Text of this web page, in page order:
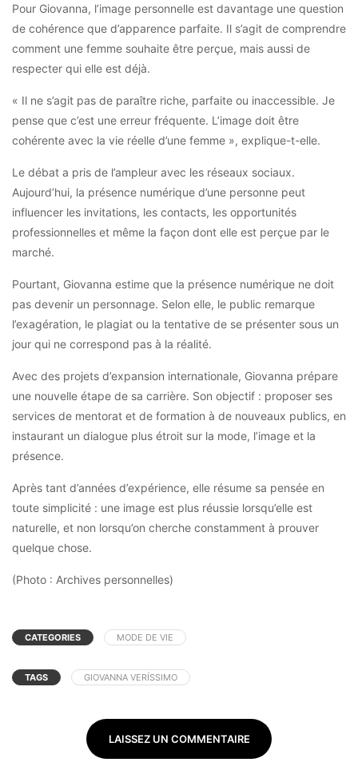
Pour Giovanna, l’image personnelle est davantage une question
de cohérence que d’apparence parfaite. Il s’agit de comprendre
comment une femme souhaite être perçue, mais aussi de
respecter qui elle est déjà.
« Il ne s’agit pas de paraître riche, parfaite ou inaccessible. Je
pense que c’est une erreur fréquente. L’image doit être
cohérente avec la vie réelle d’une femme », explique-t-elle.
Le débat a pris de l’ampleur avec les réseaux sociaux.
Aujourd’hui, la présence numérique d’une personne peut
influencer les invitations, les contacts, les opportunités
professionnelles et même la façon dont elle est perçue par le
marché.
Pourtant, Giovanna estime que la présence numérique ne doit
pas devenir un personnage. Selon elle, le public remarque
l’exagération, le plagiat ou la tentative de se présenter sous un
jour qui ne correspond pas à la réalité.
Avec des projets d’expansion internationale, Giovanna prépare
une nouvelle étape de sa carrière. Son objectif : proposer ses
services de mentorat et de formation à de nouveaux publics, en
instaurant un dialogue plus étroit sur la mode, l’image et la
présence.
Après tant d’années d’expérience, elle résume sa pensée en
toute simplicité : une image est plus réussie lorsqu’elle est
naturelle, et non lorsqu’on cherche constamment à prouver
quelque chose.
(Photo : Archives personnelles)
CATEGORIES MODE DE VIE
TAGS GIOVANNA VERÍSSIMO
LAISSEZ UN COMMENTAIRE